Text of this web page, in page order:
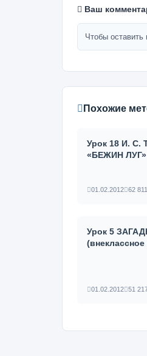
Ваш
Чтобы оставить
Похожие
Урок 18 И. С.
«БЕЖИН ЛУГ»
01.02.2012 62 811
Урок 5
(внеклассное
01.02.2012 51